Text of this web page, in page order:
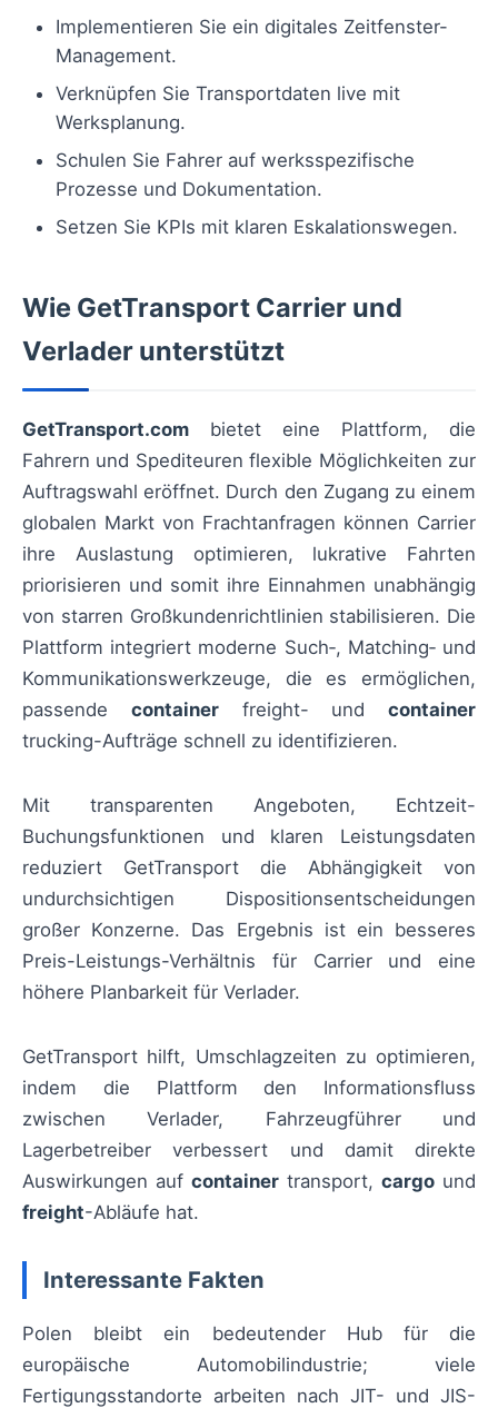
Implementieren Sie ein digitales Zeitfenster-
Management.
Verknüpfen Sie Transportdaten live mit
Werksplanung.
Schulen Sie Fahrer auf werksspezifische
Prozesse und Dokumentation.
Setzen Sie KPIs mit klaren Eskalationswegen.
Wie GetTransport Carrier und
Verlader unterstützt
GetTransport.com bietet eine Plattform, die
Fahrern und Spediteuren flexible Möglichkeiten zur
Auftragswahl eröffnet. Durch den Zugang zu einem
globalen Markt von Frachtanfragen können Carrier
ihre Auslastung optimieren, lukrative Fahrten
priorisieren und somit ihre Einnahmen unabhängig
von starren Großkundenrichtlinien stabilisieren. Die
Plattform integriert moderne Such‑, Matching‑ und
Kommunikationswerkzeuge, die es ermöglichen,
passende containerfreight- und container
trucking-Aufträge schnell zu identifizieren.
Mit transparenten Angeboten, Echtzeit-
Buchungsfunktionen und klaren Leistungsdaten
reduziert GetTransport die Abhängigkeit von
undurchsichtigen Dispositionsentscheidungen
großer Konzerne. Das Ergebnis ist ein besseres
Preis-Leistungs-Verhältnis für Carrier und eine
höhere Planbarkeit für Verlader.
GetTransport hilft, Umschlagzeiten zu optimieren,
indem die Plattform den Informationsfluss
zwischen Verlader, Fahrzeugführer und
Lagerbetreiber verbessert und damit direkte
Auswirkungen auf container transport, cargo und
freight-Abläufe hat.
Interessante Fakten
Polen bleibt ein bedeutender Hub für die
europäische Automobilindustrie; viele
Fertigungsstandorte arbeiten nach JIT- und JIS-